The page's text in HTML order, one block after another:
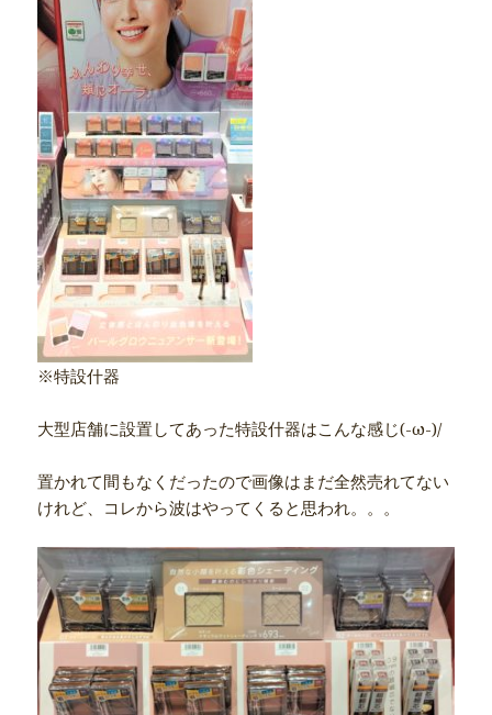
※特設什器
大型店舗に設置してあった特設什器はこんな感じ(-ω-)/
置かれて間もなくだったので画像はまだ全然売れてない
けれど、コレから波はやってくると思われ。。。